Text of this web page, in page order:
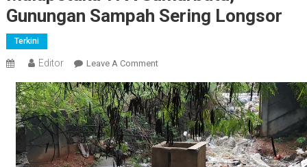
Gunungan Sampah Sering Longsor
Terkini
Editor Leave A CommentOn
TPA
Sumurbatu,
Gunungan
Sampah